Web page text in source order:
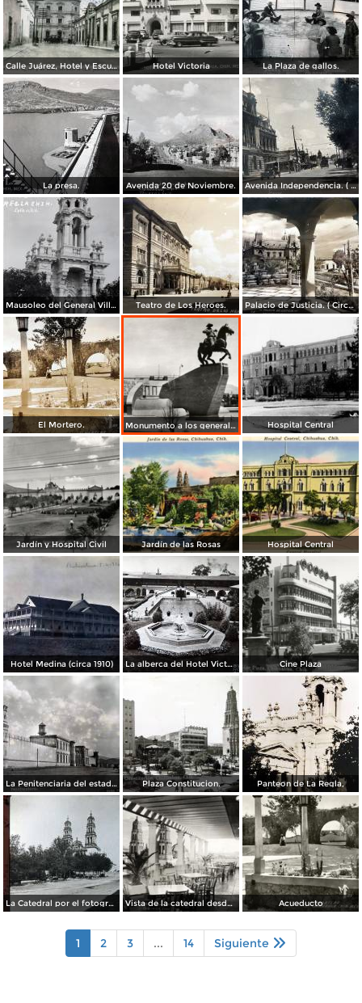
Calle Juárez, Hotel y Escuela Oficial No. 136 Hotel Victoria La Plaza de gallos.
La presa. Avenida 20 de Noviembre. Avenida Independencia. ( Circulada el 12 de Abril de 1929 ).
Mausoleo del General Villa en el panteon de La Regla ( Circulada el 11 de Junio de 1921 ). Teatro de Los Heroes. Palacio de Justicia. ( Circulada el 1 deDiciembre de 1946 ).
El Mortero. Monumento a los generales de la División del Norte Hospital Central
Jardín y Hospital Civil Jardín de las Rosas Hospital Central
Hotel Medina (circa 1910) La alberca del Hotel Victoria. Cine Plaza
La Penitenciaria del estado. Plaza Constitucion. Panteon de La Regla,
La Catedral por el fotografo William H. Rau.. Vista de la catedral desde el Hotel Palacio Hilton Acueducto
1 2 3 ... 14 Siguiente